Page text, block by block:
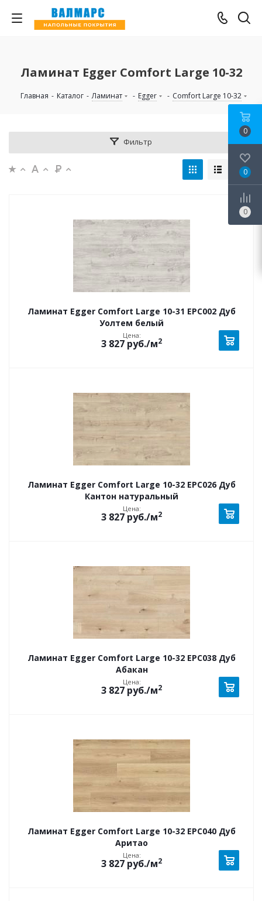
Ламинат Egger Comfort Large 10-32
Главная - Каталог - Ламинат - Egger - Comfort Large 10-32
Фильтр
Ламинат Egger Comfort Large 10-31 EPC002 Дуб
Уолтем белый
Цена:
3 827 руб./м2
Ламинат Egger Comfort Large 10-32 EPC026 Дуб
Кантон натуральный
Цена:
3 827 руб./м2
Ламинат Egger Comfort Large 10-32 EPC038 Дуб
Абакан
Цена:
3 827 руб./м2
Ламинат Egger Comfort Large 10-32 EPC040 Дуб
Аритао
Цена:
3 827 руб./м2
0
0
0